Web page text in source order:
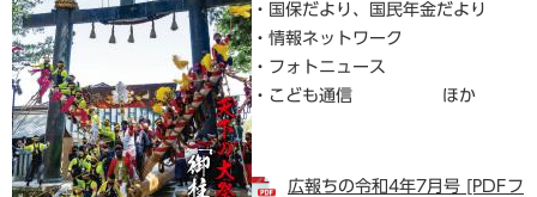
・国保だより、国民年金だより
・情報ネットワーク
・フォトニュース
・こども通信 ほか
広報ちの令和4年7月号 [PDFフ